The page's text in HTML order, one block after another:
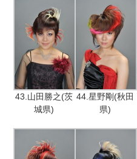
43.山田勝之(茨
城県)
44.星野剛(秋田
県)